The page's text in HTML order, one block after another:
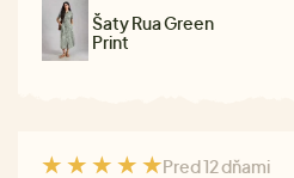
Šaty Rua Green
Print
Pred 12 dňami